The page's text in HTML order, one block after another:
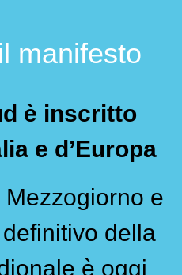
manifesto
è inscritto
e d’Europa
e
della
è oggi